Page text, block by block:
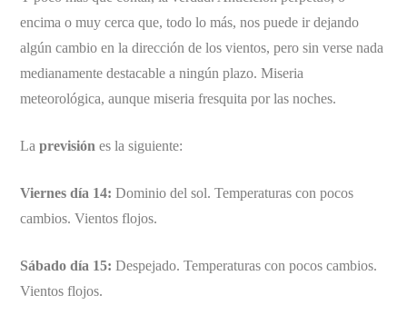
encima o muy cerca que, todo lo más, nos puede ir dejando
algún cambio en la dirección de los vientos, pero sin verse nada
medianamente destacable a ningún plazo. Miseria
meteorológica, aunque miseria fresquita por las noches.
Laprevisión es la siguiente:
Viernes día 14: Dominio del sol. Temperaturas con pocos
cambios. Vientos flojos.
Sábado día 15: Despejado. Temperaturas con pocos cambios.
Vientos flojos.